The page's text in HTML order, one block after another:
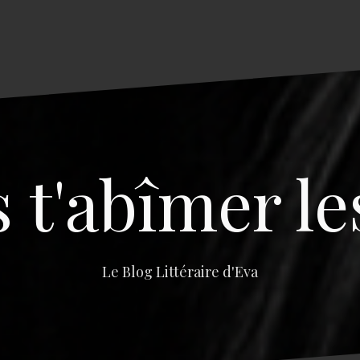
t'abîmer
Le Blog Littéraire d'Eva